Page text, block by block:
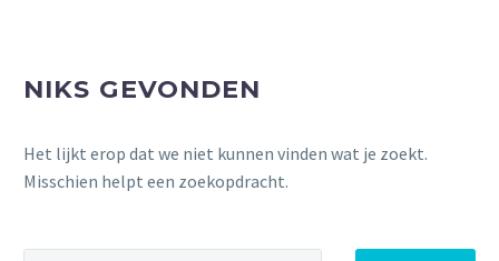
NIKS GEVONDEN
Het lijkt erop dat we niet kunnen vinden wat je zoekt.
Misschien helpt een zoekopdracht.